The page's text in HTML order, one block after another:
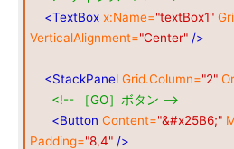
<TextBox x:Name="textBox1"
VerticalAlignment="Center" />
<StackPanel Grid.Column="2"
<!-- ［GO］ボタン -->
<Button Content="&#x25B6;"
Padding="8,4" />